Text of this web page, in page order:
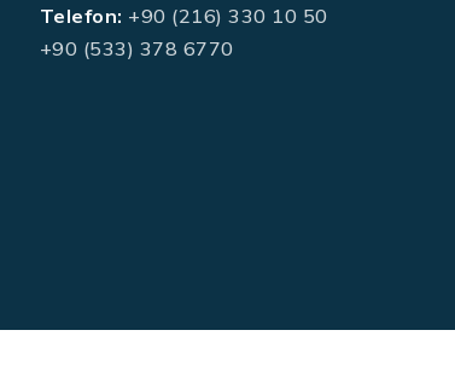
Telefon: +90 (216) 330 10 50
+90 (533) 378 6770